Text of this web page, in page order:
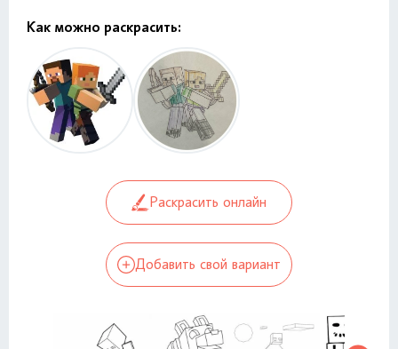
Как можно раскрасить:
Раскрасить онлайн
Добавить свой вариант